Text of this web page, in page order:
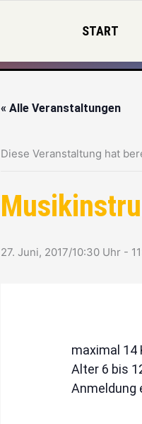
START
« Alle Veranstaltungen
Diese Veranstaltung hat
27. Juni, 2017/10:30 Uhr -
maximal 14
Alter 6 bis
Anmeldung